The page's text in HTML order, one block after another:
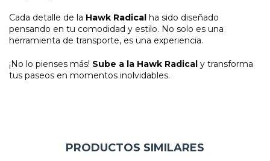
Cada detalle de la Hawk Radical ha sido diseñado
pensando en tu comodidad y estilo. No solo es una
herramienta de transporte, es una experiencia.
¡No lo pienses más! Sube a la Hawk Radical y transforma
tus paseos en momentos inolvidables.
PRODUCTOS SIMILARES